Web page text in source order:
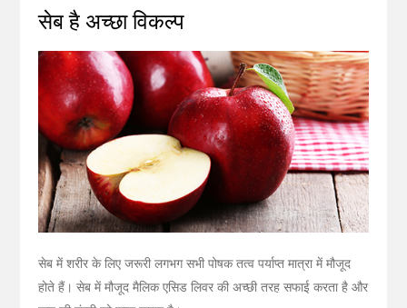
सेब है अच्छा विकल्प
सेब में शरीर के लिए जरूरी लगभग सभी पोषक तत्व पर्याप्त मात्रा में मौजूद
होते हैं। सेब में मौजूद मैलिक एसिड लिवर की अच्छी तरह सफाई करता है और